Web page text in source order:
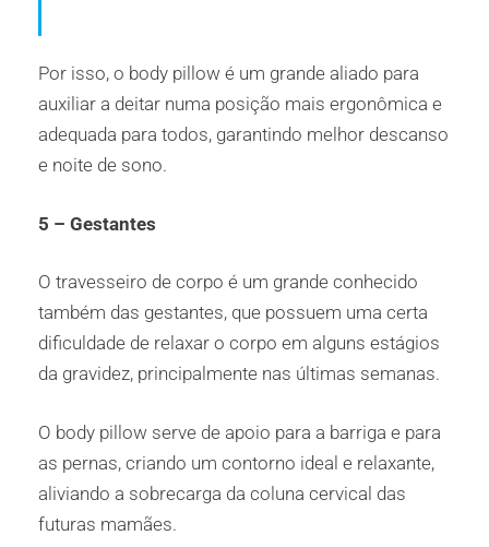
Por isso, o body pillow é um grande aliado para
auxiliar a deitar numa posição mais ergonômica e
adequada para todos, garantindo melhor descanso
e noite de sono.
5 – Gestantes
O travesseiro de corpo é um grande conhecido
também das gestantes, que possuem uma certa
dificuldade de relaxar o corpo em alguns estágios
da gravidez, principalmente nas últimas semanas.
O body pillow serve de apoio para a barriga e para
as pernas, criando um contorno ideal e relaxante,
aliviando a sobrecarga da coluna cervical das
futuras mamães.